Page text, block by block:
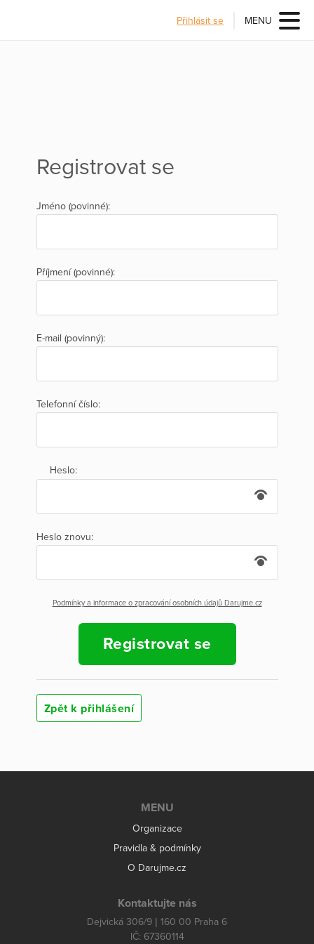
Přihlásit se MENU
Registrovat se
Jméno (povinné):
Příjmení (povinné):
E-mail (povinný):
Telefonní číslo:
Heslo:
Heslo znovu:
Podmínky a informace o zpracování osobních údajů Darujme.cz
Registrovat se
Zpět k přihlášení
MENU
Organizace
Pravidla & podmínky
O Darujme.cz
Kontaktujte nás
Dejvická 306/9 | 160 00 Praha 6
IČ: 67360114